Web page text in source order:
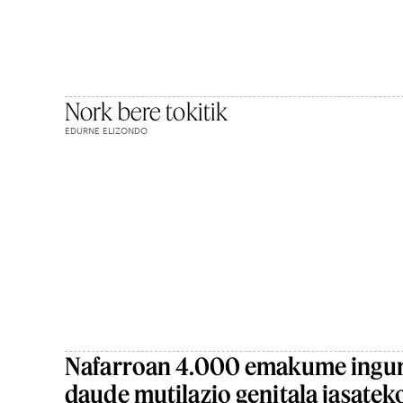
Nork bere tokitik
EDURNE ELIZONDO
Nafarroan 4.000 emakume
daude mutilazio genitala